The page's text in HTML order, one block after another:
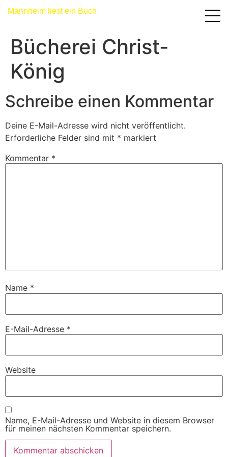
Mannheim liest ein Buch
Bücherei Christ-
König
Schreibe einen Kommentar
Deine E-Mail-Adresse wird nicht veröffentlicht.
Erforderliche Felder sind mit * markiert
Kommentar *
Name *
E-Mail-Adresse *
Website
Name, E-Mail-Adresse und Website in diesem Browser
für meinen nächsten Kommentar speichern.